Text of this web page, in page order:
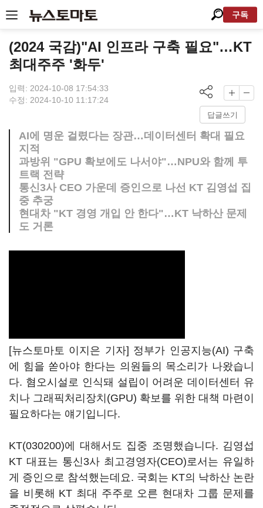
구독
(2024 국감)"AI 인프라 구축 필요"…KT
최대주주 '화두'
입력: 2024-10-08 17:54:33
수정: 2024-10-10 11:17:24
답글쓰기
AI에 명운 걸렸다는 장관…데이터센터 확대 필요
지적
과방위 "GPU 확보에도 나서야"…NPU와 함께 투
트랙 전략
통신3사 CEO 가운데 증인으로 나선 KT 김영섭 집
중 추궁
현대차 "KT 경영 개입 안 한다"…KT 낙하산 문제
도 거론
[뉴스토마토 이지은 기자] 정부가 인공지능(AI) 구축
에 힘을 쏟아야 한다는 의원들의 목소리가 나왔습니
다. 혐오시설로 인식돼 설립이 어려운 데이터센터 유
치나 그래픽처리장치(GPU) 확보를 위한 대책 마련이
필요하다는 얘기입니다.
KT(030200)에 대해서도 집중 조명했습니다. 김영섭
KT 대표는 통신3사 최고경영자(CEO)로서는 유일하
게 증인으로 참석했는데요. 국회는 KT의 낙하산 논란
을 비롯해 KT 최대 주주로 오른 현대차 그룹 문제를